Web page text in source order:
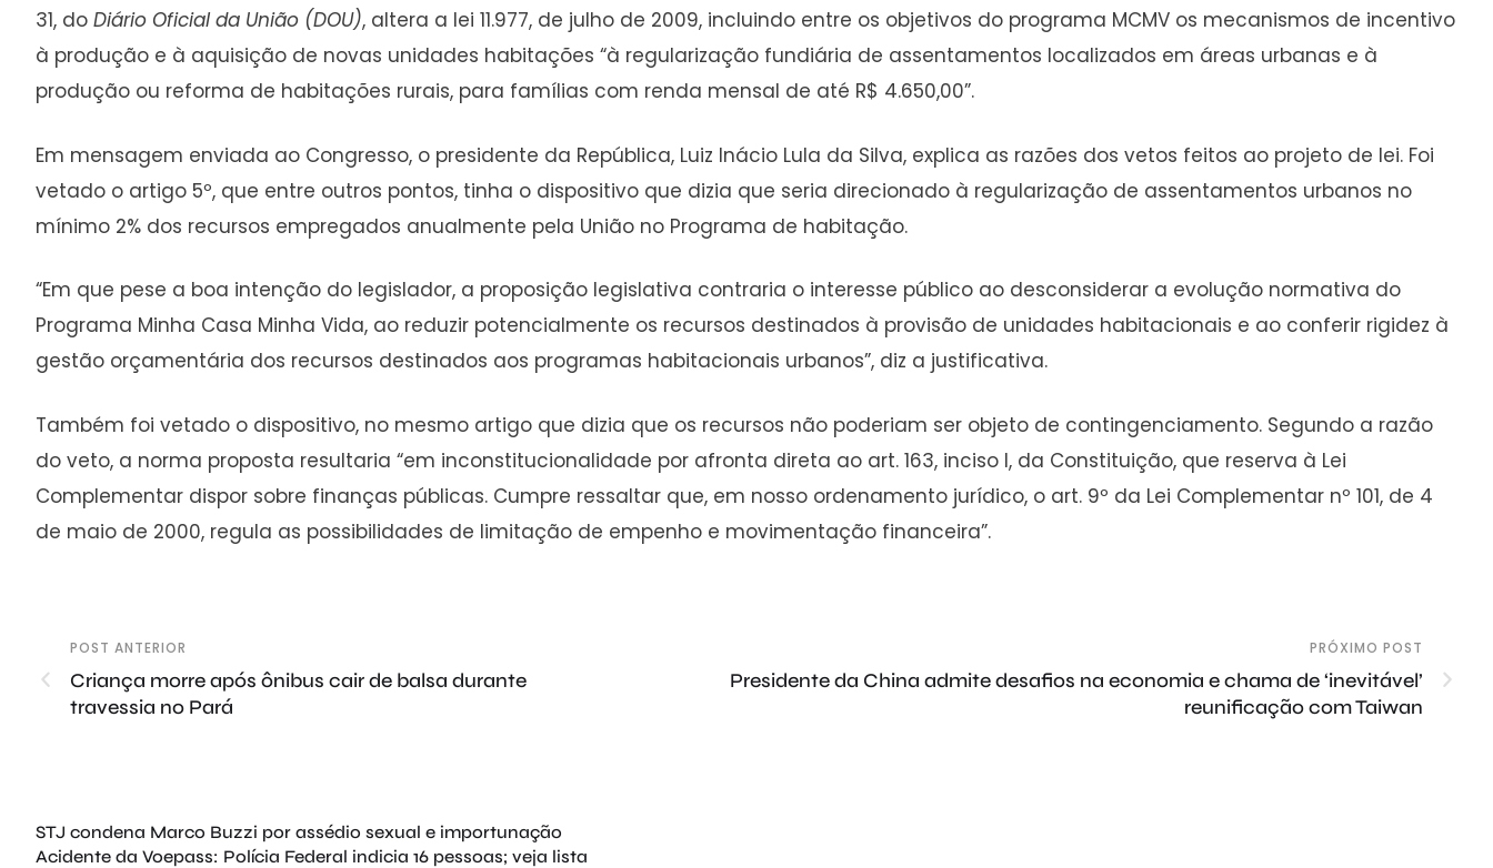
31, do Diário Oficial da União (DOU), altera a lei 11.977, de julho de 2009, incluindo entre os objetivos do programa MCMV os mecanismos de incentivo
à produção e à aquisição de novas unidades habitações “à regularização fundiária de assentamentos localizados em áreas urbanas e à
produção ou reforma de habitações rurais, para famílias com renda mensal de até R$ 4.650,00”.
Em mensagem enviada ao Congresso, o presidente da República, Luiz Inácio Lula da Silva, explica as razões dos vetos feitos ao projeto de lei. Foi
vetado o artigo 5º, que entre outros pontos, tinha o dispositivo que dizia que seria direcionado à regularização de assentamentos urbanos no
mínimo 2% dos recursos empregados anualmente pela União no Programa de habitação.
“Em que pese a boa intenção do legislador, a proposição legislativa contraria o interesse público ao desconsiderar a evolução normativa do
Programa Minha Casa Minha Vida, ao reduzir potencialmente os recursos destinados à provisão de unidades habitacionais e ao conferir rigidez à
gestão orçamentária dos recursos destinados aos programas habitacionais urbanos”, diz a justificativa.
Também foi vetado o dispositivo, no mesmo artigo que dizia que os recursos não poderiam ser objeto de contingenciamento. Segundo a razão
do veto, a norma proposta resultaria “em inconstitucionalidade por afronta direta ao art. 163, inciso I, da Constituição, que reserva à Lei
Complementar dispor sobre finanças públicas. Cumpre ressaltar que, em nosso ordenamento jurídico, o art. 9º da Lei Complementar nº 101, de 4
de maio de 2000, regula as possibilidades de limitação de empenho e movimentação financeira”.
POST ANTERIOR
Criança morre após ônibus cair de balsa durante
travessia no Pará
PRÓXIMO POST
Presidente da China admite desafios na economia e chama de ‘inevitável’
reunificação com Taiwan
STJ condena Marco Buzzi por assédio sexual e importunação
Acidente da Voepass: Polícia Federal indicia 16 pessoas; veja lista